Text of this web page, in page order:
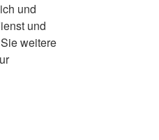
und
und
weitere